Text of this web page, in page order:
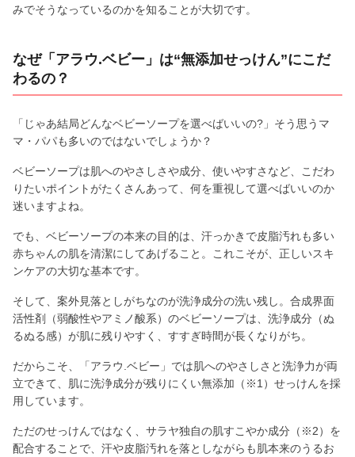
みでそうなっているのかを知ることが大切です。
なぜ「アラウ.ベビー」は“無添加せっけん”にこだ
わるの？
「じゃあ結局どんなベビーソープを選べばいいの?」そう思うマ
マ・パパも多いのではないでしょうか？
ベビーソープは肌へのやさしさや成分、使いやすさなど、こだわ
りたいポイントがたくさんあって、何を重視して選べばいいのか
迷いますよね。
でも、ベビーソープの本来の目的は、汗っかきで皮脂汚れも多い
赤ちゃんの肌を清潔にしてあげること。これこそが、正しいスキ
ンケアの大切な基本です。
そして、案外見落としがちなのが洗浄成分の洗い残し。合成界面
活性剤（弱酸性やアミノ酸系）のベビーソープは、洗浄成分（ぬ
るぬる感）が肌に残りやすく、すすぎ時間が長くなりがち。
だからこそ、「アラウ.ベビー」では肌へのやさしさと洗浄力が両
立できて、肌に洗浄成分が残りにくい無添加（※1）せっけんを採
用しています。
ただのせっけんではなく、サラヤ独自の肌すこやか成分（※2）を
配合することで、汗や皮脂汚れを落としながらも肌本来のうるお